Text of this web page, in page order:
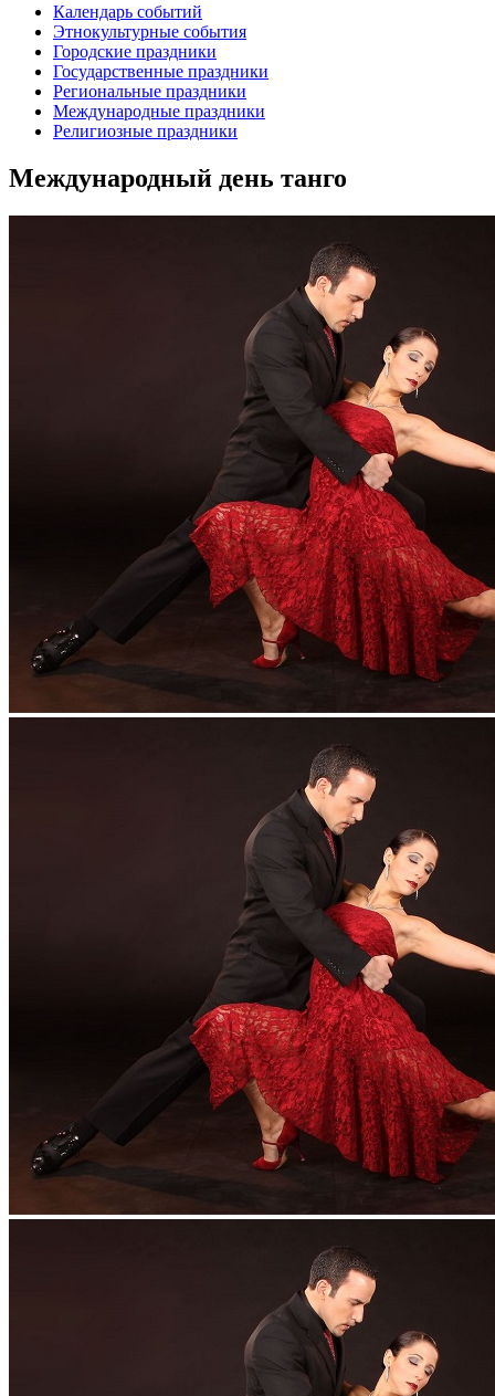
Календарь событий
Этнокультурные события
Городские праздники
Государственные праздники
Региональные праздники
Международные праздники
Религиозные праздники
Международный день танго